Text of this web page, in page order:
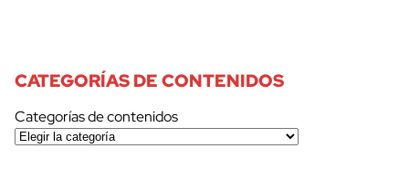
CATEGORÍAS DE CONTENIDOS
Categorías de contenidos